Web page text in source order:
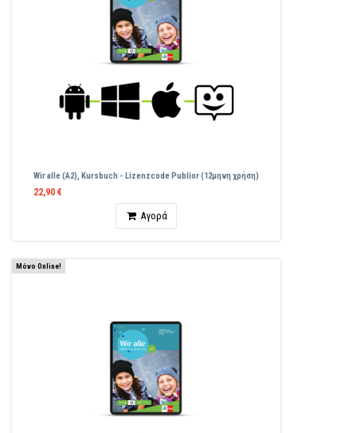
Wir alle (A2), Kursbuch - Lizenzcode Publior (12μηνη χρήση)
22,90 €
Ποσότητα
Αγορά
Μόνο Online!